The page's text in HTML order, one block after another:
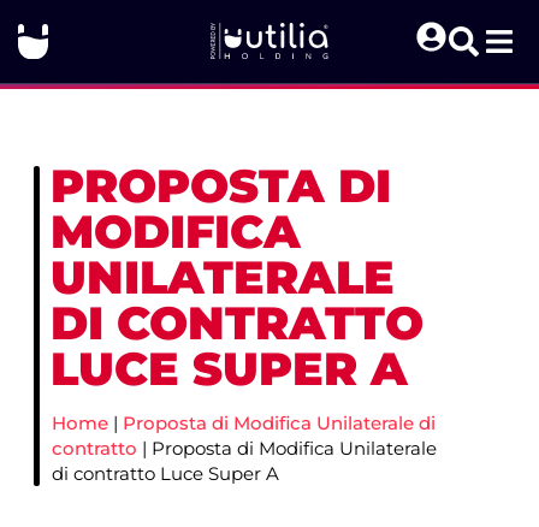
PROPOSTA DI
MODIFICA
UNILATERALE
DI CONTRATTO
LUCE SUPER A
Home | Proposta di Modifica Unilaterale di
contratto | Proposta di Modifica Unilaterale
di contratto Luce Super A